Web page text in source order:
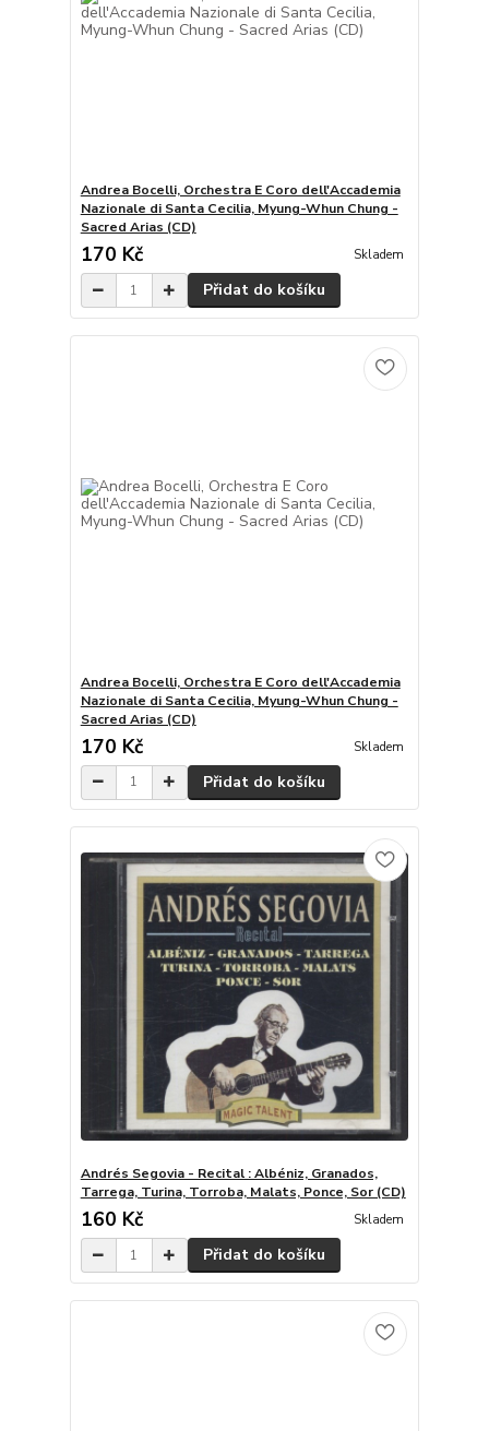
Andrea Bocelli, Orchestra E Coro dell'Accademia
Nazionale di Santa Cecilia, Myung-Whun Chung -
Sacred Arias (CD)
170 Kč Skladem
Přidat do košíku
Andrea Bocelli, Orchestra E Coro dell'Accademia
Nazionale di Santa Cecilia, Myung-Whun Chung -
Sacred Arias (CD)
170 Kč Skladem
Přidat do košíku
Andrés Segovia - Recital : Albéniz, Granados,
Tarrega, Turina, Torroba, Malats, Ponce, Sor (CD)
160 Kč Skladem
Přidat do košíku